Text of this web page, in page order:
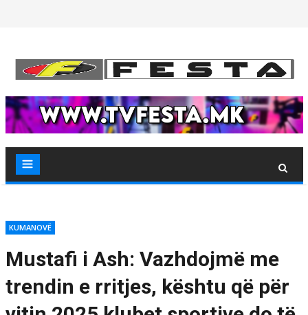
KUMANOVË
Mustafi i Ash: Vazhdojmë me
trendin e rritjes, kështu që për